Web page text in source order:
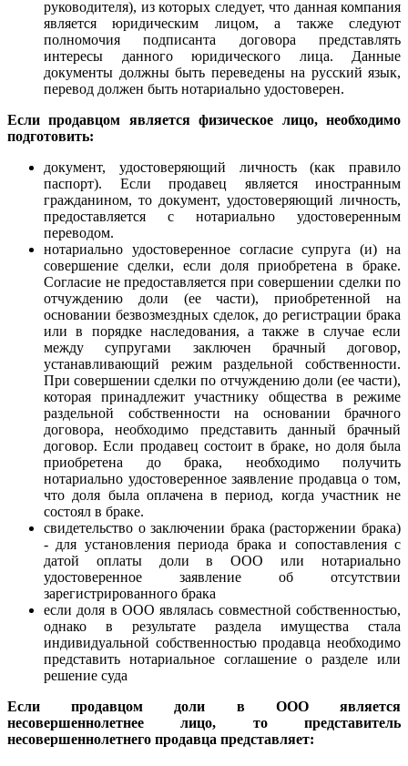
руководителя), из которых следует, что данная компания
является юридическим лицом, а также следуют
полномочия подписанта договора представлять
интересы данного юридического лица. Данные
документы должны быть переведены на русский язык,
перевод должен быть нотариально удостоверен.
Если продавцом является физическое лицо, необходимо
подготовить:
документ, удостоверяющий личность (как правило
паспорт). Если продавец является иностранным
гражданином, то документ, удостоверяющий личность,
предоставляется с нотариально удостоверенным
переводом.
нотариально удостоверенное согласие супруга (и) на
совершение сделки, если доля приобретена в браке.
Согласие не предоставляется при совершении сделки по
отчуждению доли (ее части), приобретенной на
основании безвозмездных сделок, до регистрации брака
или в порядке наследования, а также в случае если
между супругами заключен брачный договор,
устанавливающий режим раздельной собственности.
При совершении сделки по отчуждению доли (ее части),
которая принадлежит участнику общества в режиме
раздельной собственности на основании брачного
договора, необходимо представить данный брачный
договор. Если продавец состоит в браке, но доля была
приобретена до брака, необходимо получить
нотариально удостоверенное заявление продавца о том,
что доля была оплачена в период, когда участник не
состоял в браке.
свидетельство о заключении брака (расторжении брака)
- для установления периода брака и сопоставления с
датой оплаты доли в ООО или нотариально
удостоверенное заявление об отсутствии
зарегистрированного брака
если доля в ООО являлась совместной собственностью,
однако в результате раздела имущества стала
индивидуальной собственностью продавца необходимо
представить нотариальное соглашение о разделе или
решение суда
Если продавцом доли в ООО является
несовершеннолетнее лицо, то представитель
несовершеннолетнего продавца представляет: